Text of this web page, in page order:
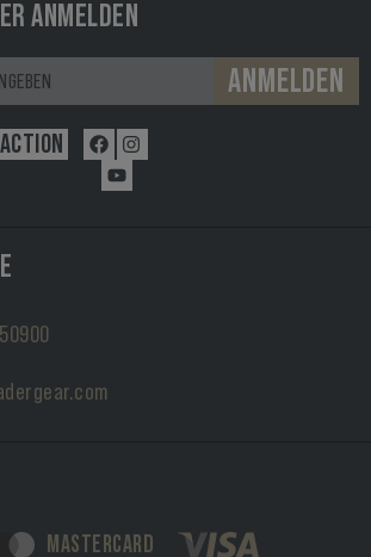
ANMELDEN
ANMELDEN
MASTERCARD